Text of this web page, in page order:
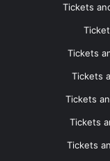
Tickets
Tickets
Tickets
Tickets
Tickets
Tickets